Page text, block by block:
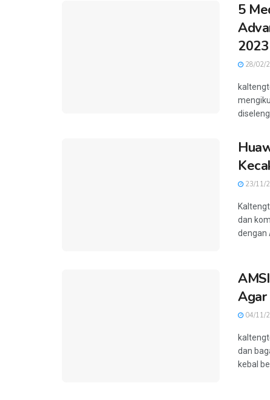
5
2023
28/02/
23/11/
dan
dengan
Agar
04/11/
dan
kebal